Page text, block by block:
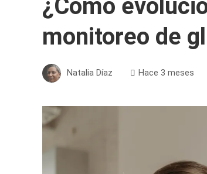
¿Cómo
monitoreo de
Natalia Díaz Hace 3 meses